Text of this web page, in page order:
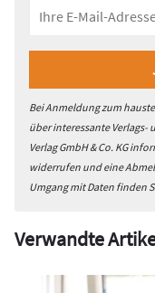
Bei Anmeldung zum
über interessante Verlags-
Verlag GmbH & Co. KG
widerrufen und eine
Umgang mit Daten finden
Verwandte